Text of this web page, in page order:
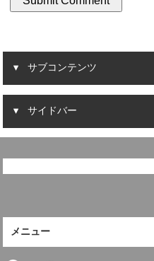
サブコンテンツ
サイドバー
メニュー